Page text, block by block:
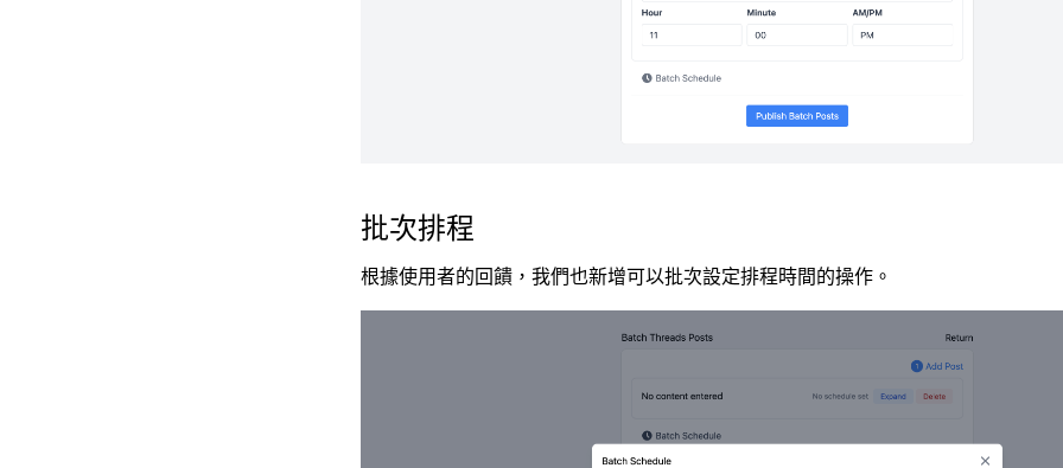
批次排程
根據使用者的回饋，我們也新增可以批次設定排程時間的操作。